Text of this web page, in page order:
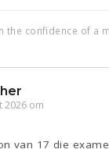
the confidence of a
2026 om
van 17 die